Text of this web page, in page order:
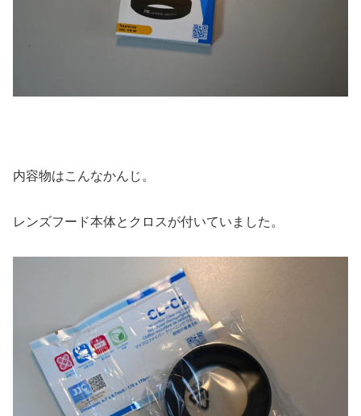
内容物はこんなかんじ。
レンズフード本体とクロスが付いていました。